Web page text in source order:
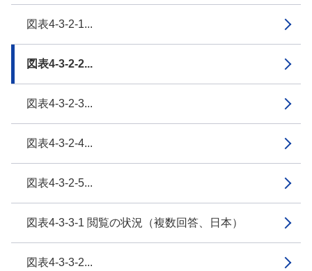
図表4-3-2-1...
図表4-3-2-2...
図表4-3-2-3...
図表4-3-2-4...
図表4-3-2-5...
図表4-3-3-1 閲覧の状況（複数回答、日本）
図表4-3-3-2...